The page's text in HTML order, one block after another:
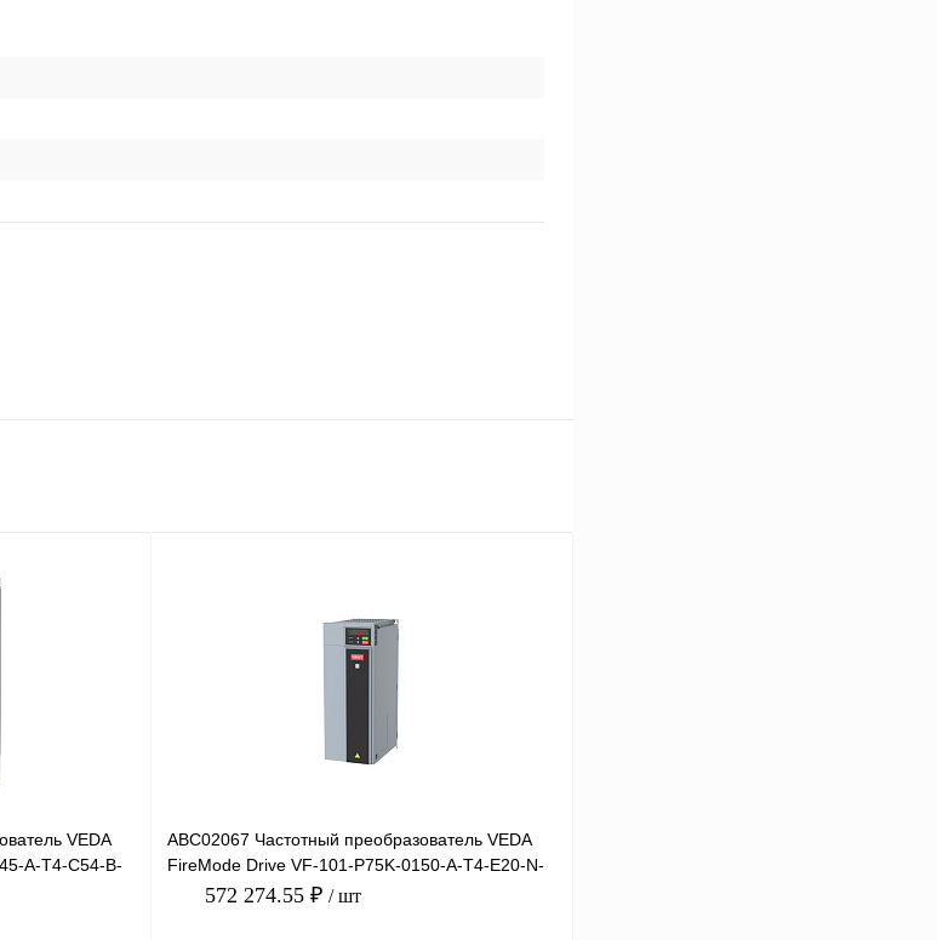
VEDA
A-T4-C54-B-
ABC02067 Частотный преобразователь VEDA
FireMode Drive VF-101-P75K-0150-A-T4-E20-N-
H-D-SW01, 380В, 7
572 274.55 ₽ / шт